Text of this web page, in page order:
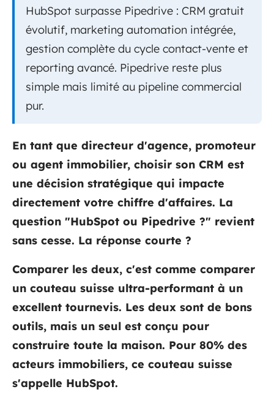
HubSpot surpasse Pipedrive : CRM gratuit
évolutif, marketing automation intégrée,
gestion complète du cycle contact-vente et
reporting avancé. Pipedrive reste plus
simple mais limité au pipeline commercial
pur.
En tant que directeur d'agence, promoteur
ou agent immobilier, choisir son CRM est
une décision stratégique qui impacte
directement votre chiffre d'affaires. La
question "HubSpot ou Pipedrive ?" revient
sans cesse. La réponse courte ?
Comparer les deux, c'est comme comparer
un couteau suisse ultra-performant à un
excellent tournevis. Les deux sont de bons
outils, mais un seul est conçu pour
construire toute la maison. Pour 80% des
acteurs immobiliers, ce couteau suisse
s'appelle HubSpot.